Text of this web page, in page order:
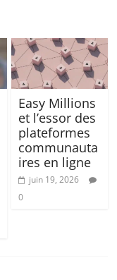
Easy Millions
et l’essor des
plateformes
communauta
ires en ligne
juin 19, 2026
0